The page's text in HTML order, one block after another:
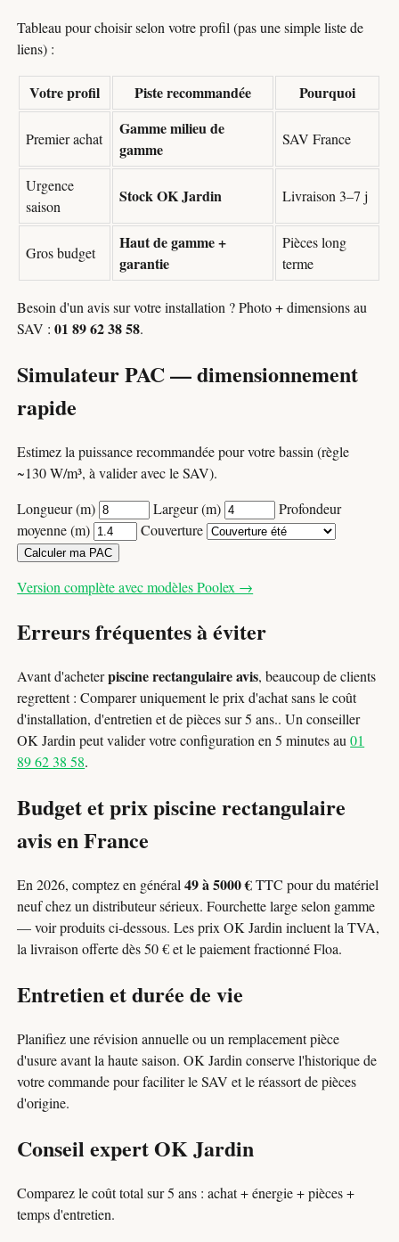
Tableau pour choisir selon votre profil (pas une simple liste de
liens) :
Votre profil Piste recommandée Pourquoi
Premier achat
Gamme milieu de
gamme
SAV France
Urgence
saison
Stock OK Jardin Livraison 3–7 j
Gros budget
Haut de gamme +
garantie
Pièces long
terme
Besoin d'un avis sur votre installation ? Photo + dimensions au
SAV :01 89 62 38 58.
Simulateur PAC — dimensionnement
rapide
Estimez la puissance recommandée pour votre bassin (règle
~130 W/m³, à valider avec le SAV).
Longueur (m)
Largeur (m)
Profondeur
moyenne (m)
Couverture
Calculer ma PAC
Version complète avec modèles Poolex →
Erreurs fréquentes à éviter
Avant d'acheterpiscine rectangulaire avis, beaucoup de clients
regrettent : Comparer uniquement le prix d'achat sans le coût
d'installation, d'entretien et de pièces sur 5 ans.. Un conseiller
OK Jardin peut valider votre configuration en 5 minutes au01
89 62 38 58.
Budget et prix piscine rectangulaire
avis en France
En 2026, comptez en général49 à 5000 €TTC pour du matériel
neuf chez un distributeur sérieux. Fourchette large selon gamme
— voir produits ci-dessous. Les prix OK Jardin incluent la TVA,
la livraison offerte dès 50 € et le paiement fractionné Floa.
Entretien et durée de vie
Planifiez une révision annuelle ou un remplacement pièce
d'usure avant la haute saison. OK Jardin conserve l'historique de
votre commande pour faciliter le SAV et le réassort de pièces
d'origine.
Conseil expert OK Jardin
Comparez le coût total sur 5 ans : achat + énergie + pièces +
temps d'entretien.